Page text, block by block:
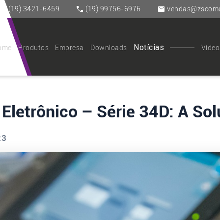
(19) 3421-6459 (19) 99756-6976
Produtos Empresa Downloads Notícias
– Série 34D: A